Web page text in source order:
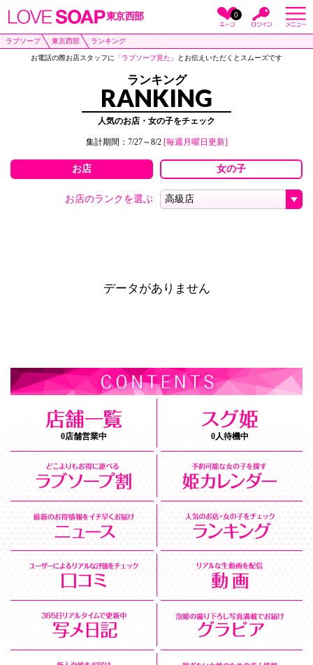
東京西部 0
ラブソープ 東京西部 ランキング
お電話の際お店スタッフに 「ラブソープ見た」 とお伝えいただくとスムーズです
ランキング
RANKING
人気のお店・女の子をチェック
集計期間：7/27～8/2 [毎週月曜日更新]
お店 女の子
お店のランクを選ぶ
データがありません
0店舗営業中 0人待機中